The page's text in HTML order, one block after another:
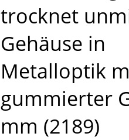
trocknet
Gehäuse in
Metalloptik
gummierter
mm (2189)